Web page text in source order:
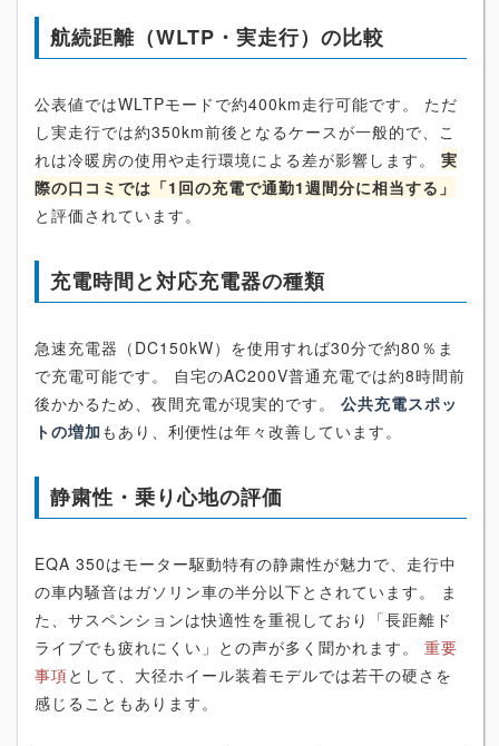
航続距離（WLTP・実走行）の比較
公表値ではWLTPモードで約400km走行可能です。 ただ
し実走行では約350km前後となるケースが一般的で、こ
れは冷暖房の使用や走行環境による差が影響します。 実
際の口コミでは「1回の充電で通勤1週間分に相当する」
と評価されています。
充電時間と対応充電器の種類
急速充電器（DC150kW）を使用すれば30分で約80％ま
で充電可能です。 自宅のAC200V普通充電では約8時間前
後かかるため、夜間充電が現実的です。 公共充電スポッ
トの増加 もあり、利便性は年々改善しています。
静粛性・乗り心地の評価
EQA 350はモーター駆動特有の静粛性が魅力で、走行中
の車内騒音はガソリン車の半分以下とされています。 ま
た、サスペンションは快適性を重視しており「長距離ド
ライブでも疲れにくい」との声が多く聞かれます。 重要
事項として、大径ホイール装着モデルでは若干の硬さを
感じることもあります。